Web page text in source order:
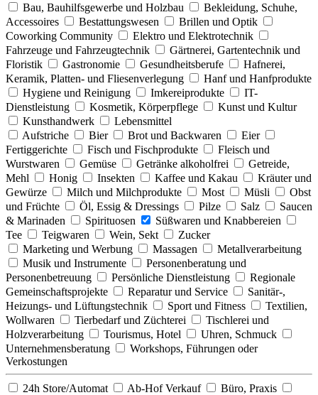
Bau, Bauhilfsgewerbe und Holzbau
Bekleidung, Schuhe,
Accessoires
Bestattungswesen
Brillen und Optik
Coworking Community
Elektro und Elektrotechnik
Fahrzeuge und Fahrzeugtechnik
Gärtnerei, Gartentechnik und
Floristik
Gastronomie Gesundheitsberufe
Hafnerei,
Keramik, Platten- und Fliesenverlegung
Hanf und Hanfprodukte
Hygiene und Reinigung
Imkereiprodukte
IT-
Dienstleistung
Kosmetik, Körperpflege
Kunst und Kultur
Kunsthandwerk
Lebensmittel
Aufstriche
Bier Brot und Backwaren
Eier
Fertiggerichte
Fisch und Fischprodukte
Fleisch und
Wurstwaren
Gemüse Getränke alkoholfrei
Getreide,
Mehl
Honig Insekten Kaffee und Kakau
Kräuter und
Gewürze
Milch und Milchprodukte Most Müsli
Obst
und Früchte
Öl, Essig & Dressings Pilze Salz
Saucen
& Marinaden
Spirituosen
Süßwaren und Knabbereien
Tee
Teigwaren Wein, Sekt
Zucker
Marketing und Werbung
Massagen
Metallverarbeitung
Musik und Instrumente
Personenberatung und
Personenbetreuung
Persönliche Dienstleistung
Regionale
Gemeinschaftsprojekte
Reparatur und Service
Sanitär-,
Heizungs- und Lüftungstechnik
Sport und Fitness
Textilien,
Wollwaren
Tierbedarf und Züchterei
Tischlerei und
Holzverarbeitung
Tourismus, Hotel
Uhren, Schmuck
Unternehmensberatung
Workshops, Führungen oder
Verkostungen
24h Store/Automat Ab-Hof Verkauf
Büro, Praxis